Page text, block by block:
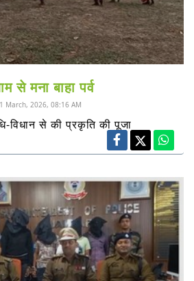
से मना बाहा पर्व
March, 2026, 08:16 AM
विधान से की प्रकृति की पूजा